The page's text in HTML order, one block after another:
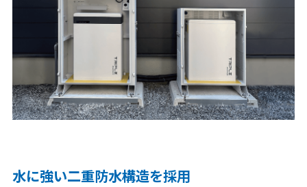
水に強い二重防水構造を採用